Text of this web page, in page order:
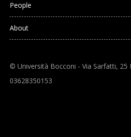
People
About
© Università Bocconi - Via Sarfatti, 25
03628350153